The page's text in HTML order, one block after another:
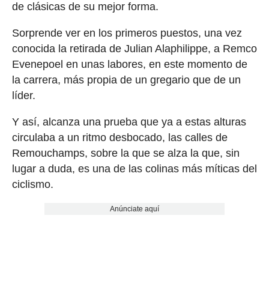
de clásicas de su mejor forma.
Sorprende ver en los primeros puestos, una vez
conocida la retirada de Julian Alaphilippe, a Remco
Evenepoel en unas labores, en este momento de
la carrera, más propia de un gregario que de un
líder.
Y así, alcanza una prueba que ya a estas alturas
circulaba a un ritmo desbocado, las calles de
Remouchamps, sobre la que se alza la que, sin
lugar a duda, es una de las colinas más míticas del
ciclismo.
Anúnciate aquí